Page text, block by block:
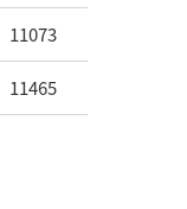
11073
11465